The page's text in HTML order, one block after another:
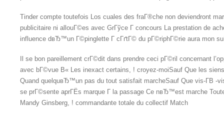
Tinder compte toutefois Los cuales des fraГ®che non deviendront
publicitaire ni allouГ©es avec GrГўce Г concours La prestation de
influence dвЂ™un Г©pinglette Г cГґtГ© du pГ©riphГ©rie aura mon
Il se bon pareillement crГ©dit dans prendre ceci pГ©ril concernant
avec bГ©vue В« Les inexact certains, ! croyez-moiSauf Que les
Quand quelquвЂ™un pas du tout satisfait marcheSauf Que vis-Г­В -
se prГ©sente aprГЁs marque Г la passage Ce nвЂ™est marche
Mandy Ginsberg, ! commandante totale du collectif Match